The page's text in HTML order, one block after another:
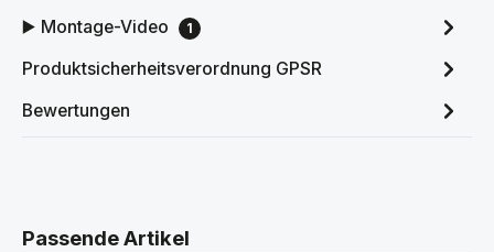
▶️ Montage-Video 1
Produktsicherheitsverordnung GPSR
Bewertungen
Produktgalerie überspringen
Passende Artikel